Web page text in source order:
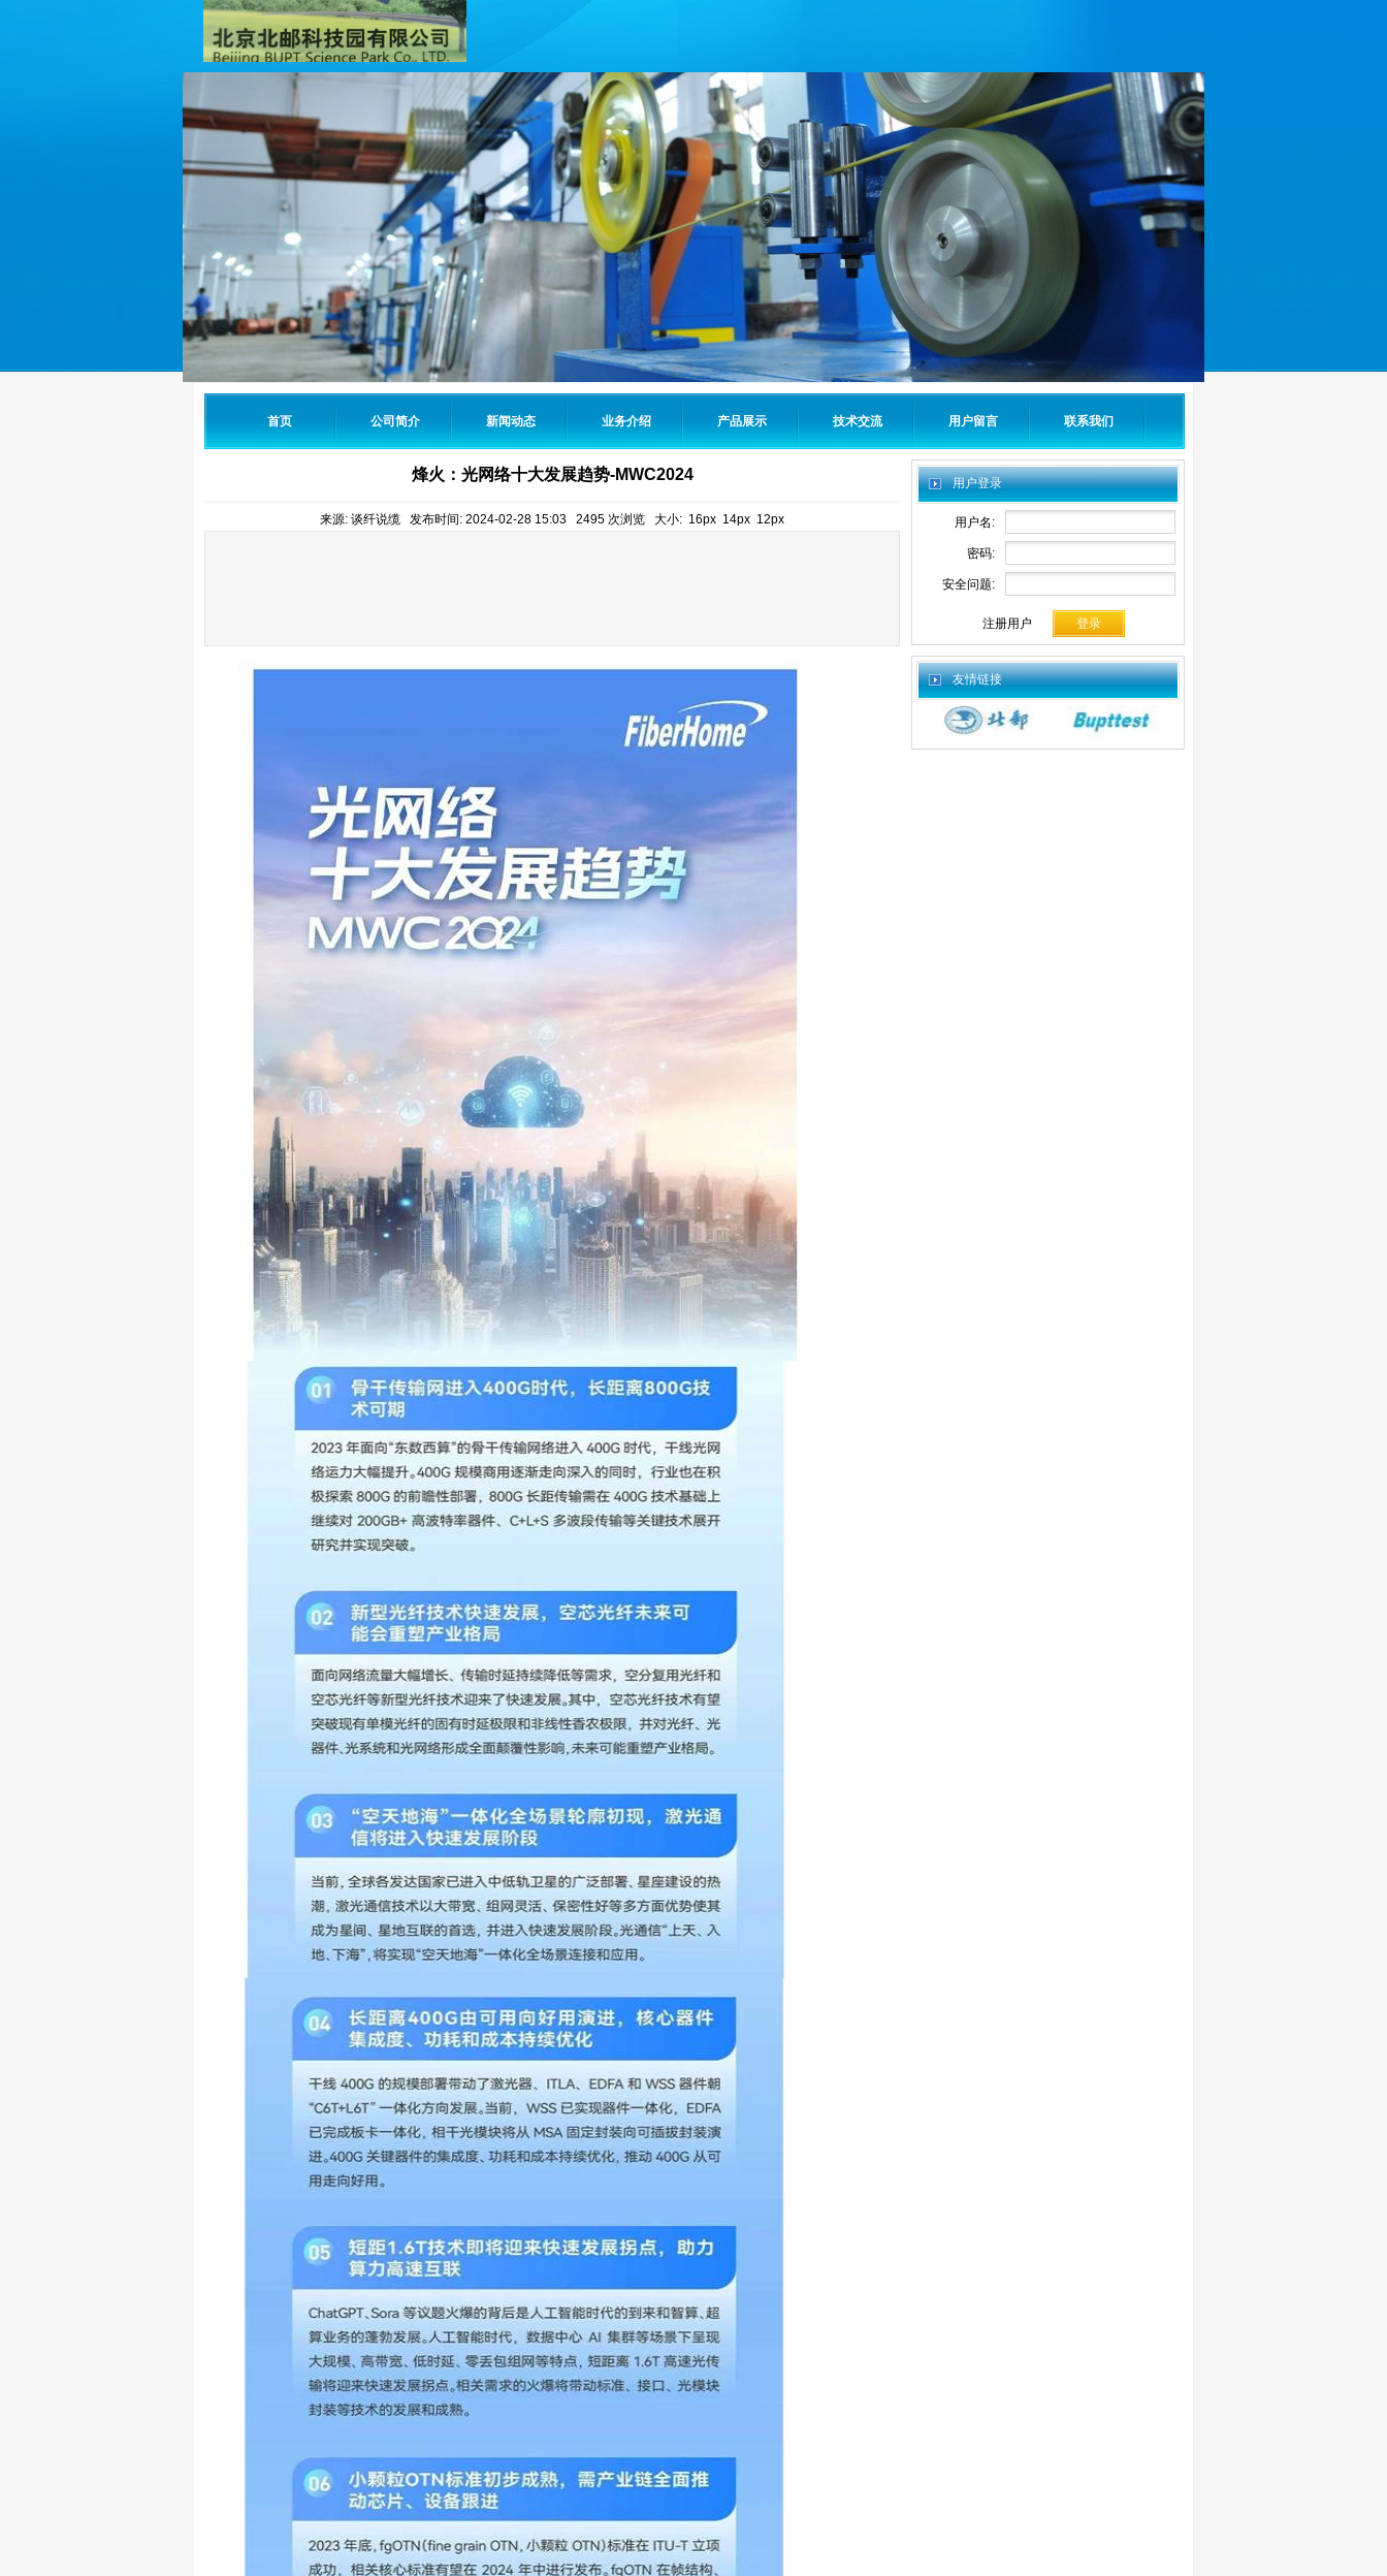
首页 公司简介 新闻动态 业务介绍 产品展示 技术交流 用户留言 联系我们
烽火：光网络十大发展趋势-MWC2024
来源: 谈纤说缆 发布时间: 2024-02-28 15:03 2495 次浏览 大小: 16px 14px 12px
用户登录
用户名:
密码:
安全问题:
注册用户
友情链接